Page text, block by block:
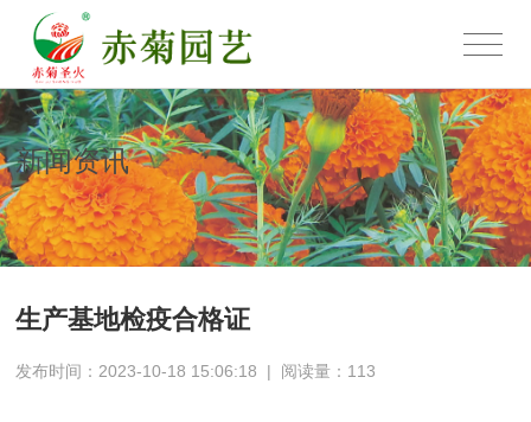
新闻资讯
生产基地检疫合格证
发布时间：2023-10-18 15:06:18 | 阅读量： 113